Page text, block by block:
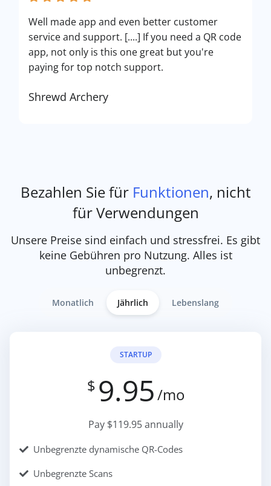
Well made app and even better customer
service and support. [....] If you need a QR code
app, not only is this one great but you're
paying for top notch support.
Shrewd Archery
Bezahlen Sie für Funktionen, nicht
für Verwendungen
Unsere Preise sind einfach und stressfrei. Es gibt
keine Gebühren pro Nutzung. Alles ist
unbegrenzt.
Monatlich Jährlich Lebenslang
STARTUP
$ 9.95/mo
Pay $119.95 annually
Unbegrenzte dynamische QR-Codes
Unbegrenzte Scans